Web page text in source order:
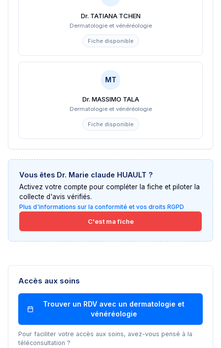
Dr. TATIANA TCHEN
Dermatologie et vénéréologie
Fiche disponible
MT
Dr. MASSIMO TALA
Dermatologie et vénéréologie
Fiche disponible
Vous êtes Dr. Marie claude HUAULT ?
Activez votre compte pour compléter la fiche et piloter la
collecte d'avis vérifiés.
Plus d'informations sur la conformité et vos droits RGPD
C'est ma fiche
Accès aux soins
Trouver un RDV avec un dermatologie et
vénéréologie
Pour faciliter votre accès aux soins, avez-vous pensé à la
téléconsultation ?